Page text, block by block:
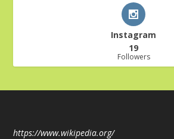
Instagram
19
Followers
https://www.wikipedia.org/